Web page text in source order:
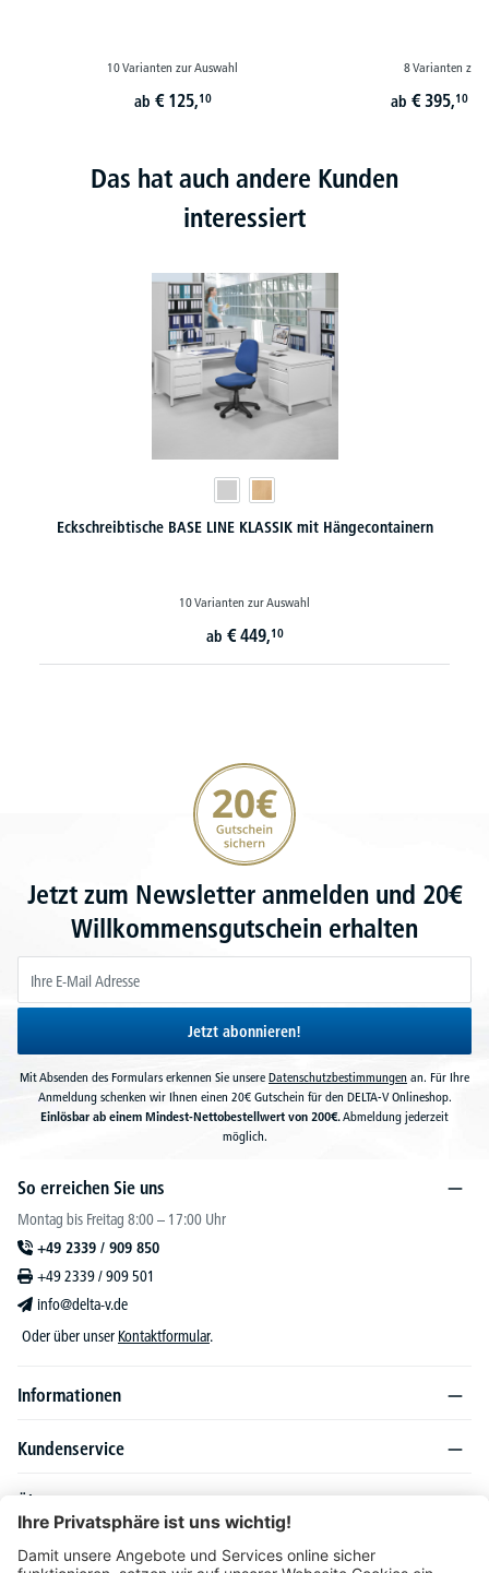
10 Varianten zur Auswahl
ab € 125,10
8 Varianten zur
ab € 395,10
Das hat auch andere Kunden
interessiert
Eckschreibtische BASE LINE KLASSIK mit Hängecontainern
10 Varianten zur Auswahl
ab € 449,10
20€ Gutschein sichern
Jetzt zum Newsletter anmelden und 20€
Willkommensgutschein erhalten
Jetzt abonnieren!
Mit Absenden des Formulars erkennen Sie unsere Datenschutzbestimmungen an. Für Ihre
Anmeldung schenken wir Ihnen einen 20€ Gutschein für den DELTA-V Onlineshop.
Einlösbar ab einem Mindest-Nettobestellwert von 200€.Abmeldung jederzeit
möglich.
So erreichen Sie uns
Montag bis Freitag 8:00 – 17:00 Uhr
+49 2339 / 909 850
+49 2339 / 909 501
info@delta-v.de
Oder über unser Kontaktformular.
Informationen
Kundenservice
Über DELTA-V
Produktsortiment